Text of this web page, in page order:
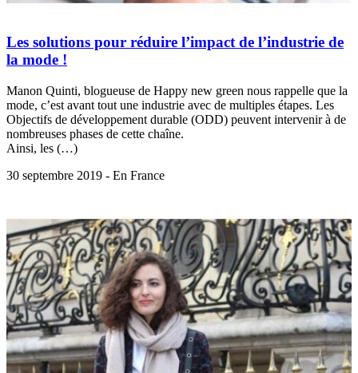
Les solutions pour réduire l’impact de l’industrie de
la mode !
Manon Quinti, blogueuse de Happy new green nous rappelle que la
mode, c’est avant tout une industrie avec de multiples étapes. Les
Objectifs de développement durable (ODD) peuvent intervenir à de
nombreuses phases de cette chaîne.
Ainsi, les (…)
30 septembre 2019 - En France